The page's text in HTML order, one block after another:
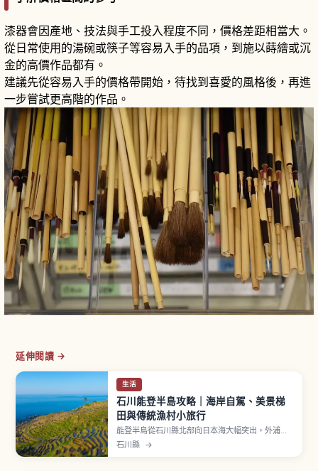
漆器會因產地、技法與手工投入程度不同，價格差距相當大。
從日常使用的湯碗或筷子等容易入手的品項，到施以蒔繪或沉
金的高價作品都有。
建議先從容易入手的價格帶開始，待找到喜愛的風格後，再進
一步嘗試更高階的作品。
延伸閱讀 →
生活
石川能登半島攻略｜海岸自駕、美景梯
田與傳統漁村小旅行
能登半島從石川縣北部向日本海大幅突出，外浦海
岸線斷崖絕壁與內浦平穩景觀形成鮮明對比。「能
登的里山里海」於2011年被 FAO 認定為「世界農
石川縣 →